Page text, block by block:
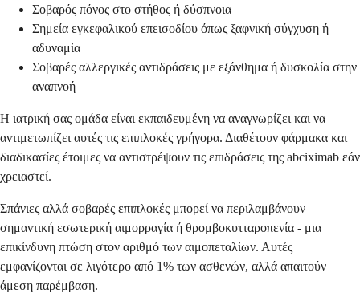
Σοβαρός πόνος στο στήθος ή δύσπνοια
Σημεία εγκεφαλικού επεισοδίου όπως ξαφνική σύγχυση ή
αδυναμία
Σοβαρές αλλεργικές αντιδράσεις με εξάνθημα ή δυσκολία στην
αναπνοή
Η ιατρική σας ομάδα είναι εκπαιδευμένη να αναγνωρίζει και να
αντιμετωπίζει αυτές τις επιπλοκές γρήγορα. Διαθέτουν φάρμακα και
διαδικασίες έτοιμες να αντιστρέψουν τις επιδράσεις της abciximab εάν
χρειαστεί.
Σπάνιες αλλά σοβαρές επιπλοκές μπορεί να περιλαμβάνουν
σημαντική εσωτερική αιμορραγία ή θρομβοκυτταροπενία - μια
επικίνδυνη πτώση στον αριθμό των αιμοπεταλίων. Αυτές
εμφανίζονται σε λιγότερο από 1% των ασθενών, αλλά απαιτούν
άμεση παρέμβαση.